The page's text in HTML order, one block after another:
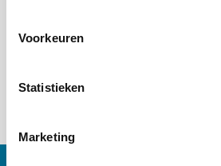
Voorkeuren
Statistieken
Marketing
English translations
for reference purposes only. In the
Dutch original shall prevail.